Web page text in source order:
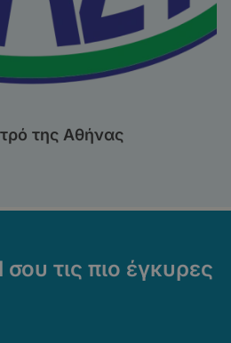
της Αθήνας
τις πιο έγκυρες